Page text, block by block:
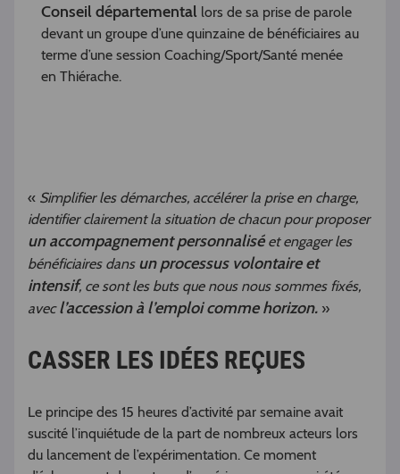
Conseil départemental lors de sa prise de parole
devant un groupe d’une quinzaine de bénéficiaires au
terme d’une session Coaching/Sport/Santé menée
en Thiérache.
« Simplifier les démarches, accélérer la prise en charge,
identifier clairement la situation de chacun pour proposer
un accompagnement personnaliséet engager les
bénéficiaires dans un processus volontaire et
intensif, ce sont les buts que nous nous sommes fixés,
avecl’accession à l’emploi comme horizon. »
CASSER LES IDÉES REÇUES
Le principe des 15 heures d’activité par semaine avait
suscité l’inquiétude de la part de nombreux acteurs lors
du lancement de l’expérimentation. Ce moment